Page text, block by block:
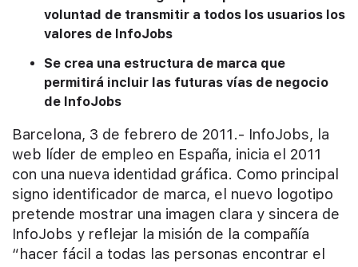
voluntad de transmitir a todos los usuarios los
valores de InfoJobs
Se crea una estructura de marca que
permitirá incluir las futuras vías de negocio
de InfoJobs
Barcelona, 3 de febrero de 2011.- InfoJobs, la
web líder de empleo en España, inicia el 2011
con una nueva identidad gráfica. Como principal
signo identificador de marca, el nuevo logotipo
pretende mostrar una imagen clara y sincera de
InfoJobs y reflejar la misión de la compañía
“hacer fácil a todas las personas encontrar el